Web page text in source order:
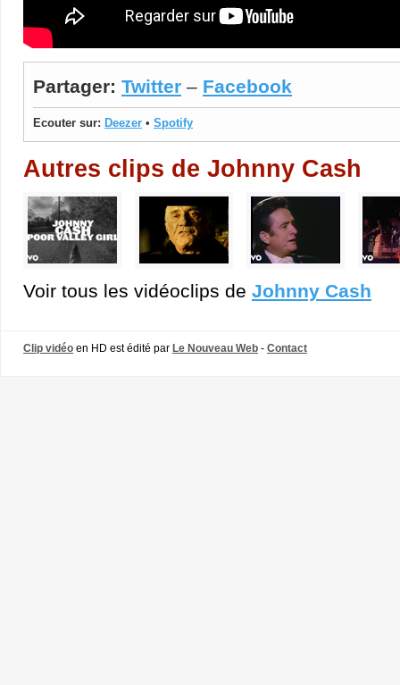
Partager: Twitter – Facebook
Ecouter sur: Deezer • Spotify
Autres clips de Johnny Cash
Voir tous les vidéoclips de Johnny Cash
Clip vidéo en HD est édité par Le Nouveau Web - Contact